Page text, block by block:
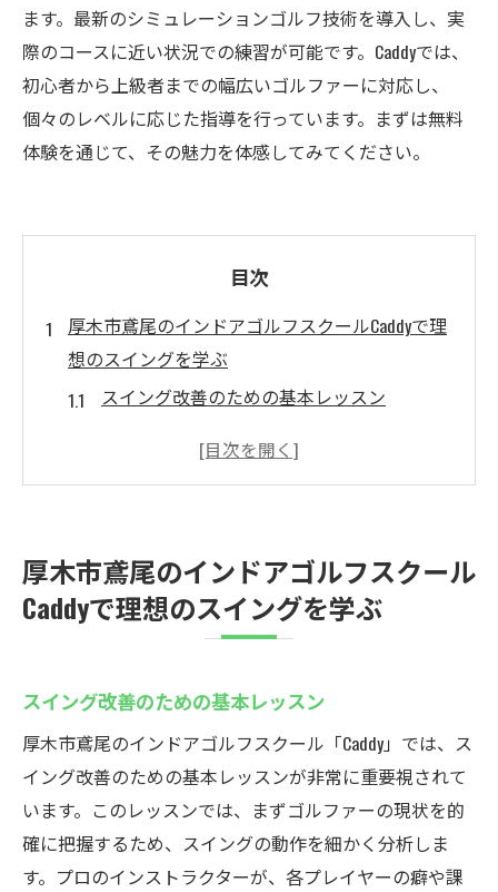
ます。最新のシミュレーションゴルフ技術を導入し、実
際のコースに近い状況での練習が可能です。Caddyでは、
初心者から上級者までの幅広いゴルファーに対応し、
個々のレベルに応じた指導を行っています。まずは無料
体験を通じて、その魅力を体感してみてください。
目次
厚木市鳶尾のインドアゴルフスクールCaddyで理
想のスイングを学ぶ
スイング改善のための基本レッスン
プロフェッショナルによる個別指導
目標達成のための練習プラン
初心者も安心！厚木市鳶尾のインドアゴルフス
初めての方におすすめの体験プログラム
ゴルフの基本を学ぶ入門セッション
無料体験で施設を直接見学
初心者向け特別レッスンの詳細
無料体験予約の流れと手順
体験後のフォローアップサービス
厚木市鳶尾のインドアゴルフスクール
Caddyで理想のスイングを学ぶ
スイング改善のための基本レッスン
厚木市鳶尾のインドアゴルフスクール「Caddy」では、ス
イング改善のための基本レッスンが非常に重要視されて
います。このレッスンでは、まずゴルファーの現状を的
確に把握するため、スイングの動作を細かく分析しま
す。プロのインストラクターが、各プレイヤーの癖や課